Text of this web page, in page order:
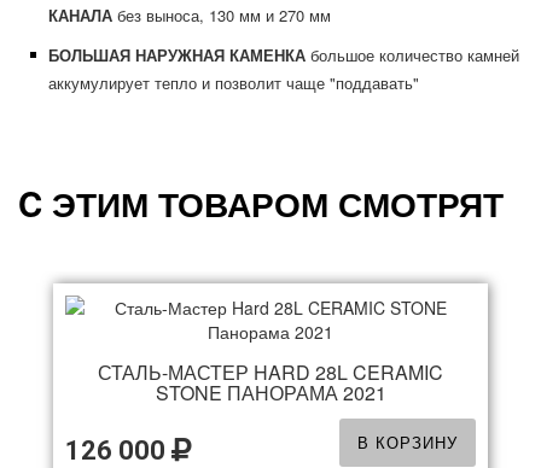
КАНАЛА без выноса, 130 мм и 270 мм
БОЛЬШАЯ НАРУЖНАЯ КАМЕНКА большое количество камней
аккумулирует тепло и позволит чаще "поддавать"
C ЭТИМ ТОВАРОМ СМОТРЯТ
СТАЛЬ-МАСТЕР HARD 28L CERAMIC
STONE ПАНОРАМА 2021
126 000 В КОРЗИНУ